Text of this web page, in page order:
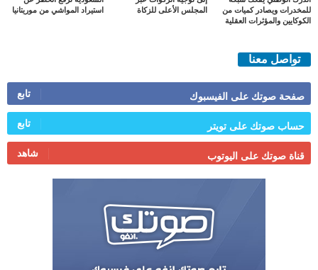
للمخدرات ويصادر كميات من
الكوكايين والمؤثرات العقلية
المجلس الأعلى للزكاة
استيراد المواشي من موريتانيا
تواصل معنا
صفحة صوتك على الفيسبوك تابع
حساب صوتك على تويتر تابع
قناة صوتك على اليوتوب شاهد